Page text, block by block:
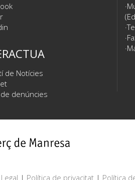
de Notícies
de denúncies
| Política de privacitat | Política